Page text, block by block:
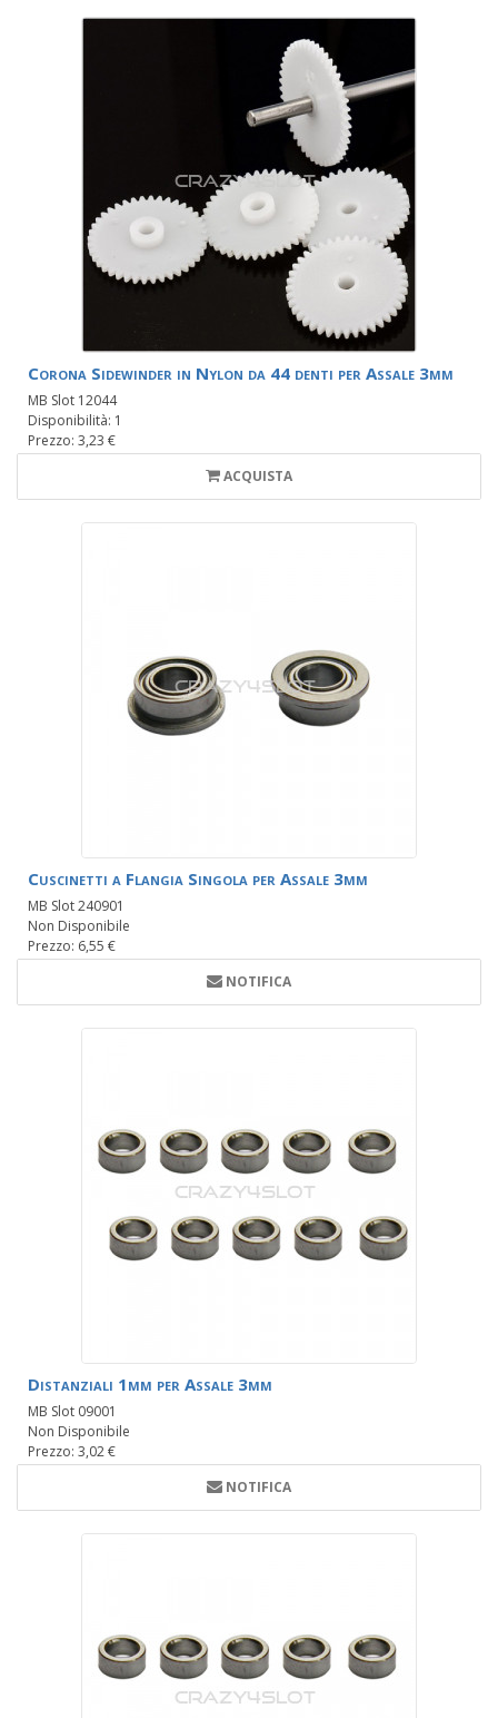
Corona Sidewinder in Nylon da 44 denti per Assale 3mm
MB Slot 12044
Disponibilità: 1
Prezzo: 3,23 €
ACQUISTA
Cuscinetti a Flangia Singola per Assale 3mm
MB Slot 240901
Non Disponibile
Prezzo: 6,55 €
NOTIFICA
Distanziali 1mm per Assale 3mm
MB Slot 09001
Non Disponibile
Prezzo: 3,02 €
NOTIFICA